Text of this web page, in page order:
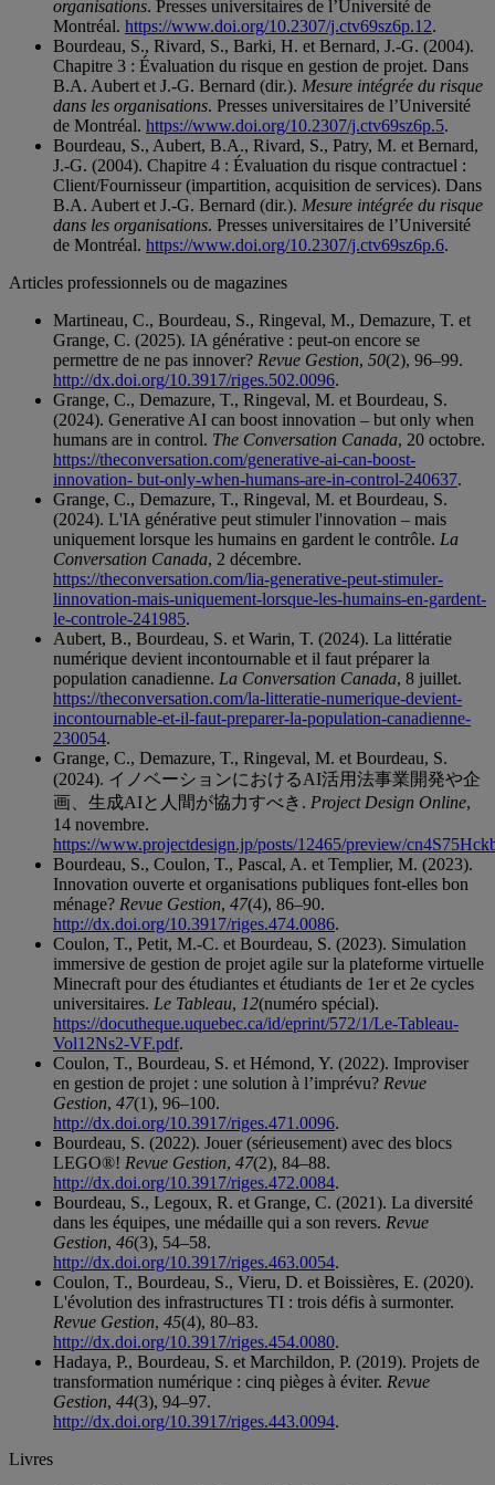
organisations. Presses universitaires de l’Université de
Montréal. https://www.doi.org/10.2307/j.ctv69sz6p.12.
Bourdeau, S., Rivard, S., Barki, H. et Bernard, J.-G. (2004).
Chapitre 3 : Évaluation du risque en gestion de projet. Dans
B.A. Aubert et J.-G. Bernard (dir.). Mesure intégrée du risque
dans les organisations. Presses universitaires de l’Université
de Montréal. https://www.doi.org/10.2307/j.ctv69sz6p.5.
Bourdeau, S., Aubert, B.A., Rivard, S., Patry, M. et Bernard,
J.-G. (2004). Chapitre 4 : Évaluation du risque contractuel :
Client/Fournisseur (impartition, acquisition de services). Dans
B.A. Aubert et J.-G. Bernard (dir.). Mesure intégrée du risque
dans les organisations. Presses universitaires de l’Université
de Montréal. https://www.doi.org/10.2307/j.ctv69sz6p.6.
Articles professionnels ou de magazines
Martineau, C., Bourdeau, S., Ringeval, M., Demazure, T. et
Grange, C. (2025). IA générative : peut-on encore se
permettre de ne pas innover? Revue Gestion, 50(2), 96–99.
http://dx.doi.org/10.3917/riges.502.0096.
Grange, C., Demazure, T., Ringeval, M. et Bourdeau, S.
(2024). Generative AI can boost innovation – but only when
humans are in control. The Conversation Canada, 20 octobre.
https://theconversation.com/generative-ai-can-boost-
innovation- but-only-when-humans-are-in-control-240637.
Grange, C., Demazure, T., Ringeval, M. et Bourdeau, S.
(2024). L'IA générative peut stimuler l'innovation – mais
uniquement lorsque les humains en gardent le contrôle. La
Conversation Canada, 2 décembre.
https://theconversation.com/lia-generative-peut-stimuler-
linnovation-mais-uniquement-lorsque-les-humains-en-gardent-
le-controle-241985.
Aubert, B., Bourdeau, S. et Warin, T. (2024). La littératie
numérique devient incontournable et il faut préparer la
population canadienne. La Conversation Canada, 8 juillet.
https://theconversation.com/la-litteratie-numerique-devient-
incontournable-et-il-faut-preparer-la-population-canadienne-
230054.
Grange, C., Demazure, T., Ringeval, M. et Bourdeau, S.
(2024). イノベーションにおけるAI活用法事業開発や企
画、生成AIと人間が協力すべき. Project Design Online,
14 novembre.
https://www.projectdesign.jp/posts/12465/preview/
Bourdeau, S., Coulon, T., Pascal, A. et Templier, M. (2023).
Innovation ouverte et organisations publiques font-elles bon
ménage? Revue Gestion, 47(4), 86–90.
http://dx.doi.org/10.3917/riges.474.0086.
Coulon, T., Petit, M.-C. et Bourdeau, S. (2023). Simulation
immersive de gestion de projet agile sur la plateforme virtuelle
Minecraft pour des étudiantes et étudiants de 1er et 2e cycles
universitaires. Le Tableau, 12(numéro spécial).
https://docutheque.uquebec.ca/id/eprint/572/1/Le-Tableau-
Vol12Ns2-VF.pdf.
Coulon, T., Bourdeau, S. et Hémond, Y. (2022). Improviser
en gestion de projet : une solution à l’imprévu? Revue
Gestion, 47(1), 96–100.
http://dx.doi.org/10.3917/riges.471.0096.
Bourdeau, S. (2022). Jouer (sérieusement) avec des blocs
LEGO®! Revue Gestion, 47(2), 84–88.
http://dx.doi.org/10.3917/riges.472.0084.
Bourdeau, S., Legoux, R. et Grange, C. (2021). La diversité
dans les équipes, une médaille qui a son revers. Revue
Gestion, 46(3), 54–58.
http://dx.doi.org/10.3917/riges.463.0054.
Coulon, T., Bourdeau, S., Vieru, D. et Boissières, E. (2020).
L'évolution des infrastructures TI : trois défis à surmonter.
Revue Gestion, 45(4), 80–83.
http://dx.doi.org/10.3917/riges.454.0080.
Hadaya, P., Bourdeau, S. et Marchildon, P. (2019). Projets de
transformation numérique : cinq pièges à éviter. Revue
Gestion, 44(3), 94–97.
http://dx.doi.org/10.3917/riges.443.0094.
Livres